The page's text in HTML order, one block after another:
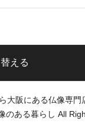
える
大阪にある仏像専
のある暮らし All